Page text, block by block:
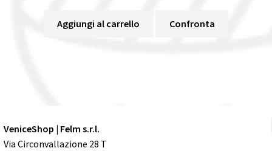
Aggiungi al carrello Confronta
VeniceShop | Felm s.r.l.
Via Circonvallazione 28 T